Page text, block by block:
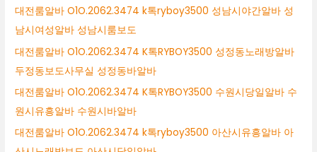
대전룸알바 O1O.2062.3474 k톡ryboy3500 성남시야간알바 성
남시여성알바 성남시룸보도
대전룸알바 O1O.2062.3474 K톡RYBOY3500 성정동노래방알바
두정동보도사무실 성정동바알바
대전룸알바 O1O.2062.3474 K톡RYBOY3500 수원시당일알바 수
원시유흥알바 수원시바알바
대전룸알바 O1O.2062.3474 k톡ryboy3500 아산시유흥알바 아